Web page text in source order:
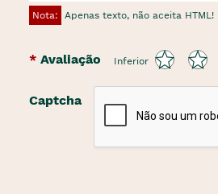
Nota: Apenas texto, não aceita HTML!
Avaliação Inferior
Captcha